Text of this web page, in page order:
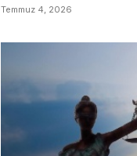
Temmuz 4, 2026